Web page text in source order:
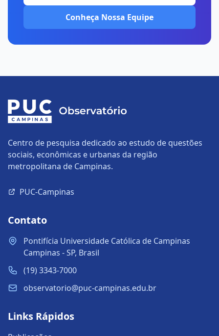
Conheça Nossa Equipe
Centro de pesquisa dedicado ao estudo de questões
sociais, econômicas e urbanas da região
metropolitana de Campinas.
PUC-Campinas
Contato
Pontifícia Universidade Católica de Campinas
Campinas - SP, Brasil
(19) 3343-7000
observatorio@puc-campinas.edu.br
Links Rápidos